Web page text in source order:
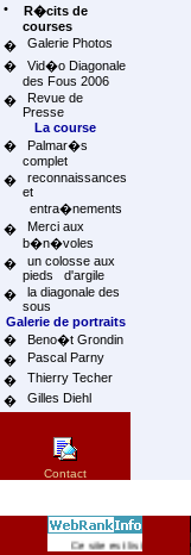
•
R�cits de
courses
�
Galerie Photos
�
Vid�o Diagonale
des Fous 2006
�
Revue de
Presse
La course
�
Palmar�s
complet
�
reconnaissances
et
entra�nements
�
Merci aux
b�n�voles
�
un colosse aux
pieds d'argile
�
la diagonale des
sous
Galerie de portraits
�
Beno�t Grondin
�
Pascal Parny
�
Thierry Techer
�
Gilles Diehl
Contact
Ce site est list� dans
|